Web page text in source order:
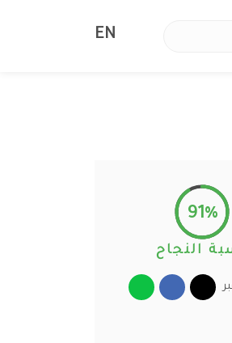
EN
91%
النجاح